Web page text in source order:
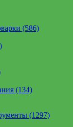
(586)
(134)
(1297)